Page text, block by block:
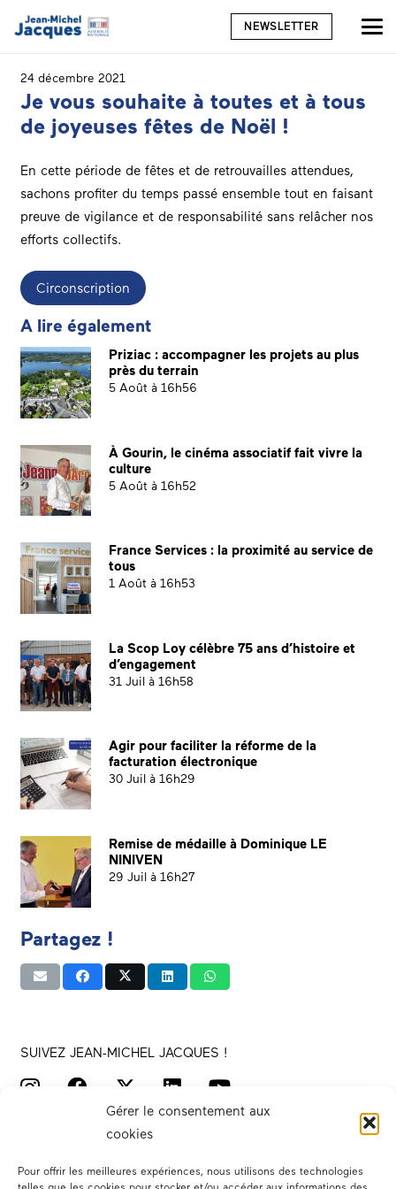
Gérer le consentement aux
cookies
Pour offrir les meilleures expériences, nous utilisons des technologies
NEWSLETTER
24 décembre 2021
Je vous souhaite à toutes et à tous
de joyeuses fêtes de Noël !
En cette période de fêtes et de retrouvailles attendues,
sachons profiter du temps passé ensemble tout en faisant
preuve de vigilance et de responsabilité sans relâcher nos
efforts collectifs.
Circonscription
A lire également
Priziac : accompagner les projets au plus
près du terrain
5 Août à 16h56
À Gourin, le cinéma associatif fait vivre la
culture
5 Août à 16h52
France Services : la proximité au service de
tous
1 Août à 16h53
La Scop Loy célèbre 75 ans d’histoire et
d’engagement
31 Juil à 16h58
Agir pour faciliter la réforme de la
facturation électronique
30 Juil à 16h29
Remise de médaille à Dominique LE
NINIVEN
29 Juil à 16h27
Partagez !
SUIVEZ JEAN-MICHEL JACQUES !